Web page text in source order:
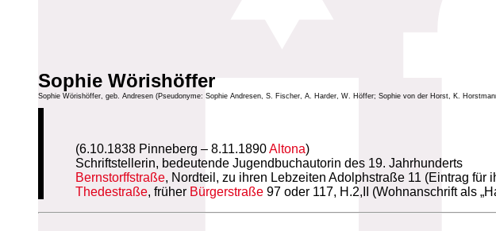
Sophie Wörishöffer
Sophie Wörishöffer, geb. Andresen (Pseudonyme: Sophie Andresen, S. Fischer, A. Harder, W. Höffer; Sophie von der Horst, K.
(6.10.1838 Pinneberg – 8.11.1890Altona)
Schriftstellerin, bedeutende Jugendbuchautorin des 19. Jahrhunderts
Bernstorffstraße, Nordteil, zu ihren Lebzeiten Adolphstraße 11 (Eintrag für
Thedestraße, früher Bürgerstraße 97 oder 117, H.2,II (Wohnanschrift als